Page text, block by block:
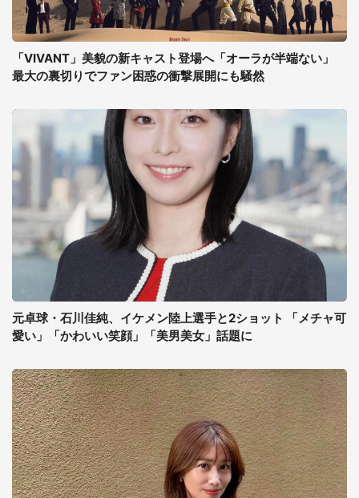
「VIVANT」美貌の新キャスト登場へ「オーラが半端ない」
最大の裏切りでファン困惑の衝撃展開にも騒然
元卓球・石川佳純、イケメン陸上選手と2ショット 「メチャ可
愛い」「かわいい笑顔」「美男美女」話題に